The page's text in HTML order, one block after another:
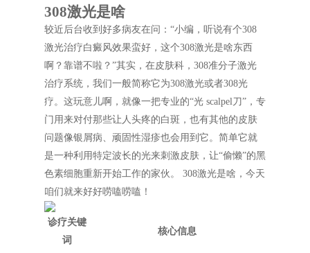
308激光是啥
较近后台收到好多病友在问：“小编，听说有个308
激光治疗白癜风效果蛮好，这个308激光是啥东西
啊？靠谱不啦？”其实，在皮肤科，308准分子激光
治疗系统，我们一般简称它为308激光或者308光
疗。这玩意儿啊，就像一把专业的“光 scalpel刀”，专
门用来对付那些让人头疼的白斑，也有其他的皮肤
问题像银屑病、顽固性湿疹也会用到它。简单它就
是一种利用特定波长的光来刺激皮肤，让“偷懒”的黑
色素细胞重新开始工作的家伙。 308激光是啥，今天
咱们就来好好唠嗑唠嗑！
诊疗关键
词
核心信息